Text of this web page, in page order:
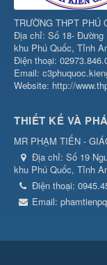
TRƯỜNG THPT PHÚ
Địa chỉ: Số 18- Đường
khu Phú Quốc, Tỉnh
Điện thoại:
Email:
Website: http://
THIẾT KẾ VÀ
MR PHẠM TIẾN -
Địa chỉ: Số 19
khu Phú Quốc, Tỉnh
Điện thoại:
Email: